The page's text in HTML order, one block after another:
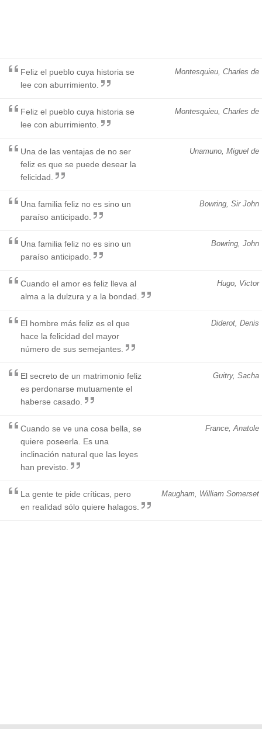
Montesquieu, Charles de
Feliz el pueblo cuya historia se
lee con aburrimiento.
Montesquieu, Charles de
Feliz el pueblo cuya historia se
lee con aburrimiento.
Unamuno, Miguel de
Una de las ventajas de no ser
feliz es que se puede desear la
felicidad.
Bowring, Sir John
Una familia feliz no es sino un
paraíso anticipado.
Bowring, John
Una familia feliz no es sino un
paraíso anticipado.
Hugo, Victor
Cuando el amor es feliz lleva al
alma a la dulzura y a la bondad.
Diderot, Denis
El hombre más feliz es el que
hace la felicidad del mayor
número de sus semejantes.
Guitry, Sacha
El secreto de un matrimonio feliz
es perdonarse mutuamente el
haberse casado.
France, Anatole
Cuando se ve una cosa bella, se
quiere poseerla. Es una
inclinación natural que las leyes
han previsto.
Maugham, William Somerset
La gente te pide críticas, pero
en realidad sólo quiere halagos.